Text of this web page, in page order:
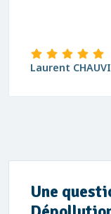
Laurent
Une